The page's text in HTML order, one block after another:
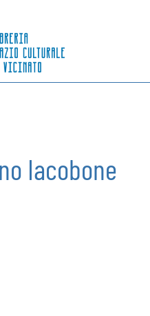
Iacobone